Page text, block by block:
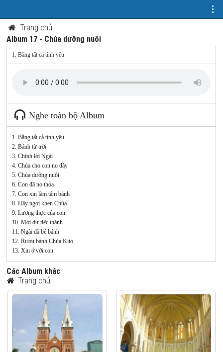
Trang chủ
Album 17 - Chúa dưỡng nuôi
1. Bằng tất cả tình yêu
Nghe toàn bộ Album
1. Bằng tất cả tình yêu
2. Bánh từ trời
3. Chính lời Ngài
4. Chúa cho con no đầy
5. Chúa dưỡng nuôi
6. Con đã no thỏa
7. Con xin làm tấm bánh
8. Hãy ngợi khen Chúa
9. Lương thực của con
10. Mời dự tiệc thánh
11. Ngài đã bẻ bánh
12. Rượu bánh Chúa Kito
13. Xin ở với con
Các Album khác
Trang chủ